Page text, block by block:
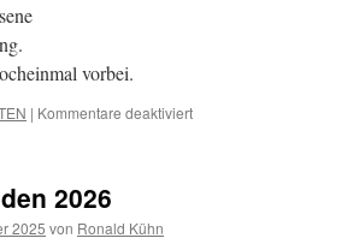
vorbei.
| Kommentare deaktiviert
2026
2025 von Ronald Kühn